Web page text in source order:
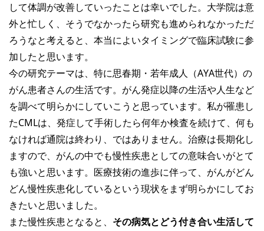
して体調が改善していったことは幸いでした。大学院は意
外と忙しく、そうでなかったら研究も進められなかっただ
ろうなと考えると、本当によいタイミングで臨床試験に参
加したと思います。
今の研究テーマは、特に思春期・若年成人（AYA世代）の
がん患者さんの生活です。がん発症以降の生活や人生など
を調べて明らかにしていこうと思っています。私が罹患し
たCMLは、発症して手術したら何年か検査を続けて、何も
なければ通院は終わり、ではありません。治療は長期化し
ますので、がんの中でも慢性疾患としての意味合いがとて
も強いと思います。医療技術の進歩に伴って、がんがどん
どん慢性疾患化しているという現状をまず明らかにしてお
きたいと思いました。
また慢性疾患となると、 その病気とどう付き合い生活して